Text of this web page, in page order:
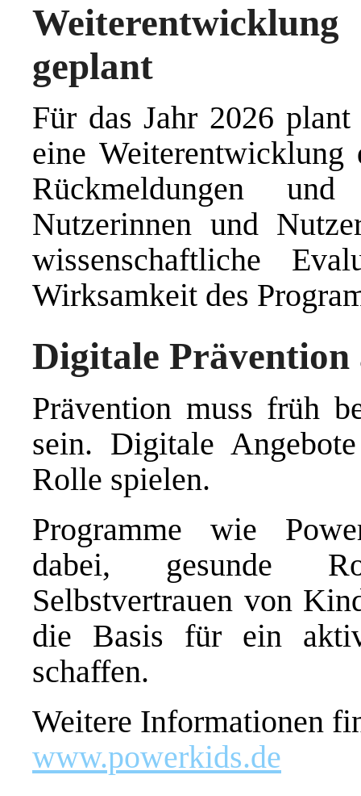
geplant
Für das Jahr 2026
eine
Rückmeldungen
Nutzerinnen und
wissenschaftliche
Wirksamkeit des
Digitale
Prävention muss früh
sein. Digitale
Rolle spielen.
Programme wie
dabei, gesunde
Selbstvertrauen von
die Basis für ein
schaffen.
Weitere Informationen
www.powerkids.de